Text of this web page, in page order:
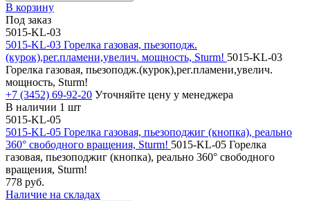
В корзину
Под заказ
5015-KL-03
5015-KL-03 Горелка газовая, пьезоподж.
(курок),рег.пламени,увелич. мощность, Sturm! 5015-KL-03
Горелка газовая, пьезоподж.(курок),рег.пламени,увелич.
мощность, Sturm!
+7 (3452) 69-92-20 Уточняйте цену у менеджера
В наличии 1 шт
5015-KL-05
5015-KL-05 Горелка газовая, пьезоподжиг (кнопка), реально
360° свободного вращения, Sturm! 5015-KL-05 Горелка
газовая, пьезоподжиг (кнопка), реально 360° свободного
вращения, Sturm!
778 руб.
Наличие на складах